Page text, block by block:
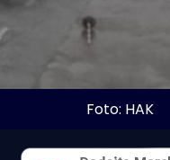
Foto: HAK